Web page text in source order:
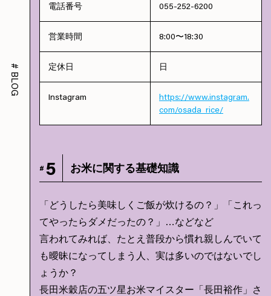
#
BLOG
電話番号 055-252-6200
営業時間 8:00〜18:30
定休日 日
Instagram
https://www.instagram.
com/osada_rice/
# 5 お米に関する基礎知識
「どうしたら美味しくご飯が炊けるの？」「これっ
てやったらダメだったの？」…などなど
言われてみれば、たとえ普段から慣れ親しんでいて
も曖昧になってしまう人、実は多いのではないでし
ょうか？
長田米穀店の五ツ星お米マイスター「長田裕作」さ